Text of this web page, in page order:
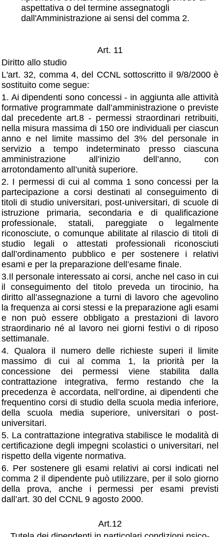
aspettativa o del termine assegnatogli
dall'Amministrazione ai sensi del comma 2.
Art. 11
Diritto allo studio
L'art. 32, comma 4, del CCNL sottoscritto il 9/8/2000 è
sostituito come segue:
1. Ai dipendenti sono concessi - in aggiunta alle attività
formative programmate dall’amministrazione o previste
dal precedente art.8 - permessi straordinari retribuiti,
nella misura massima di 150 ore individuali per ciascun
anno e nel limite massimo del 3% del personale in
servizio a tempo indeterminato presso ciascuna
amministrazione all’inizio dell’anno, con
arrotondamento all’unità superiore.
2. I permessi di cui al comma 1 sono concessi per la
partecipazione a corsi destinati al conseguimento di
titoli di studio universitari, post-universitari, di scuole di
istruzione primaria, secondaria e di qualificazione
professionale, statali, pareggiate o legalmente
riconosciute, o comunque abilitate al rilascio di titoli di
studio legali o attestati professionali riconosciuti
dall’ordinamento pubblico e per sostenere i relativi
esami e per la preparazione dell’esame finale.
3.Il personale interessato ai corsi, anche nel caso in cui
il conseguimento del titolo preveda un tirocinio, ha
diritto all’assegnazione a turni di lavoro che agevolino
la frequenza ai corsi stessi e la preparazione agli esami
e non può essere obbligato a prestazioni di lavoro
straordinario né al lavoro nei giorni festivi o di riposo
settimanale.
4. Qualora il numero delle richieste superi il limite
massimo di cui al comma 1, la priorità per la
concessione dei permessi viene stabilita dalla
contrattazione integrativa, fermo restando che la
precedenza è accordata, nell’ordine, ai dipendenti che
frequentino corsi di studio della scuola media inferiore,
della scuola media superiore, universitari o post-
universitari.
5. La contrattazione integrativa stabilisce le modalità di
certificazione degli impegni scolastici o universitari, nel
rispetto della vigente normativa.
6. Per sostenere gli esami relativi ai corsi indicati nel
comma 2 il dipendente può utilizzare, per il solo giorno
della prova, anche i permessi per esami previsti
dall’art. 30 del CCNL 9 agosto 2000.
Art.12